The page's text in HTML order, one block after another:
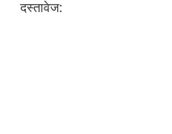
दस्तावेज: